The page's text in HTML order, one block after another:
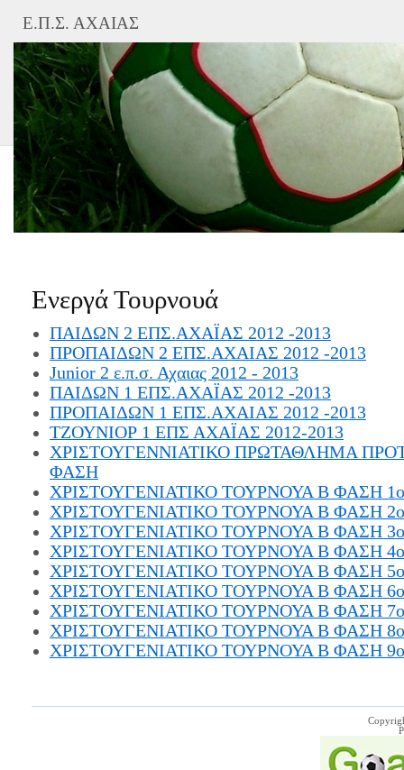
Ε.Π.Σ. ΑΧΑΙΑΣ
Ενεργά Τουρνουά
ΠΑΙΔΩΝ 2 ΕΠΣ.ΑΧΑΪΑΣ 2012 -2013
ΠΡΟΠΑΙΔΩΝ 2 ΕΠΣ.ΑΧΑΙΑΣ 2012 -2013
Junior 2 ε.π.σ. Αχαιας 2012 - 2013
ΠΑΙΔΩΝ 1 ΕΠΣ.ΑΧΑΪΑΣ 2012 -2013
ΠΡΟΠΑΙΔΩΝ 1 ΕΠΣ.ΑΧΑΙΑΣ 2012 -2013
ΤΖΟΥΝΙΟΡ 1 ΕΠΣ ΑΧΑΪΑΣ 2012-2013
ΧΡΙΣΤΟΥΓΕΝΝΙΑΤΙΚΟ ΠΡΩΤΑΘΛΗΜΑ
ΦΑΣΗ
ΧΡΙΣΤΟΥΓΕΝΙΑΤΙΚΟ ΤΟΥΡΝΟΥΑ Β ΦΑΣΗ
ΧΡΙΣΤΟΥΓΕΝΙΑΤΙΚΟ ΤΟΥΡΝΟΥΑ Β ΦΑΣΗ
ΧΡΙΣΤΟΥΓΕΝΙΑΤΙΚΟ ΤΟΥΡΝΟΥΑ Β ΦΑΣΗ
ΧΡΙΣΤΟΥΓΕΝΙΑΤΙΚΟ ΤΟΥΡΝΟΥΑ Β ΦΑΣΗ
ΧΡΙΣΤΟΥΓΕΝΙΑΤΙΚΟ ΤΟΥΡΝΟΥΑ Β ΦΑΣΗ
ΧΡΙΣΤΟΥΓΕΝΙΑΤΙΚΟ ΤΟΥΡΝΟΥΑ Β ΦΑΣΗ
ΧΡΙΣΤΟΥΓΕΝΙΑΤΙΚΟ ΤΟΥΡΝΟΥΑ Β ΦΑΣΗ
ΧΡΙΣΤΟΥΓΕΝΙΑΤΙΚΟ ΤΟΥΡΝΟΥΑ Β ΦΑΣΗ
ΧΡΙΣΤΟΥΓΕΝΙΑΤΙΚΟ ΤΟΥΡΝΟΥΑ Β ΦΑΣΗ